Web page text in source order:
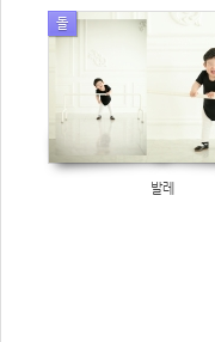
돌
발레